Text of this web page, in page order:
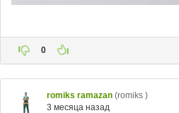
0
romiks ramazan (romiks )
3 месяца назад